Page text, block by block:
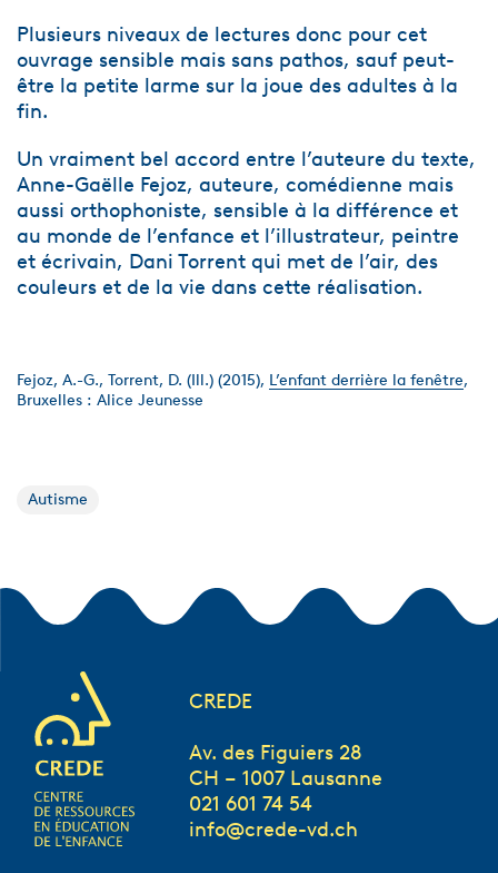
Plusieurs niveaux de lectures donc pour cet
ouvrage sensible mais sans pathos, sauf peut-
être la petite larme sur la joue des adultes à la
fin.
Un vraiment bel accord entre l’auteure du texte,
Anne-Gaëlle Fejoz, auteure, comédienne mais
aussi orthophoniste, sensible à la différence et
au monde de l’enfance et l’illustrateur, peintre
et écrivain, Dani Torrent qui met de l’air, des
couleurs et de la vie dans cette réalisation.
Fejoz, A.-G., Torrent, D. (Ill.) (2015), L’enfant derrière la fenêtre,
Bruxelles : Alice Jeunesse
Autisme
CREDE
Av. des Figuiers 28
CH – 1007 Lausanne
021 601 74 54
info@crede-vd.ch